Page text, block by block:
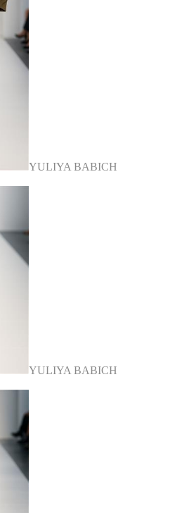
YULIYA BABICH
YULIYA BABICH